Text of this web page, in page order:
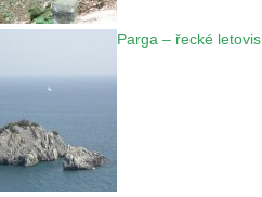
Parga – řecké